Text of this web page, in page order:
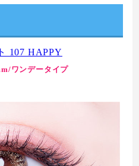
107 HAPPY
ワンデータイプ